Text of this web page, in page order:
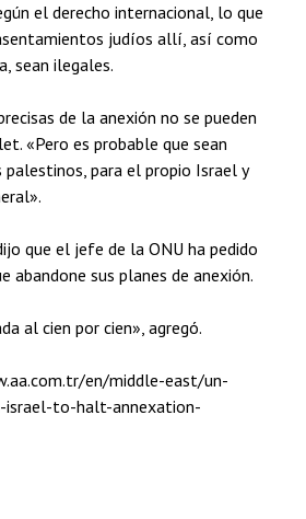
el derecho internacional, lo que
judíos allí, así como
sean ilegales.
de la anexión no se pueden
«Pero es probable que sean
para el propio Israel y
que el jefe de la ONU ha pedido
abandone sus planes de anexión.
al cien por cien», agregó.
en/middle-east/un-
to-halt-annexation-